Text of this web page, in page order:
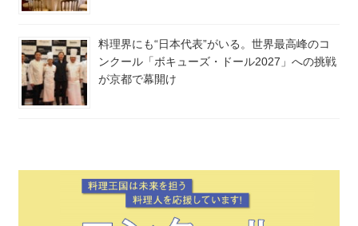
料理界にも“日本代表”がいる。世界最高峰のコ
ンクール「ボキューズ・ドール2027」への挑戦
が京都で幕開け